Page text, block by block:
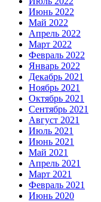
Июнь 2022
Май 2022
Апрель 2022
Март 2022
Февраль 2022
Январь 2022
Декабрь 2021
Ноябрь 2021
Октябрь 2021
Сентябрь 2021
Август 2021
Июль 2021
Июнь 2021
Май 2021
Апрель 2021
Март 2021
Февраль 2021
Июнь 2020